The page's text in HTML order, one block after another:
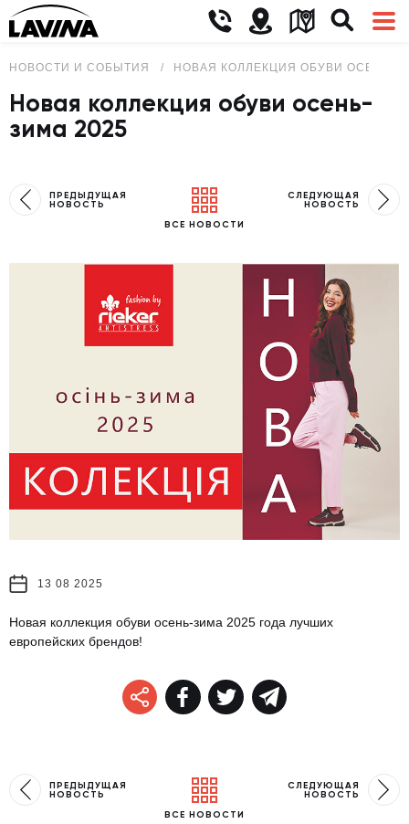
НОВОСТИ И СОБЫТИЯ НОВАЯ КОЛЛЕКЦИЯ ОБУВИ ОСЕНЬ-
Новая коллекция обуви осень-
зима 2025
ПРЕДЫДУЩАЯ
НОВОСТЬ
ВСЕ НОВОСТИ
СЛЕДУЮЩАЯ
НОВОСТЬ
13 08 2025
Новая коллекция обуви осень-зима 2025 года лучших
европейских брендов!
ПРЕДЫДУЩАЯ
НОВОСТЬ
ВСЕ НОВОСТИ
СЛЕДУЮЩАЯ
НОВОСТЬ